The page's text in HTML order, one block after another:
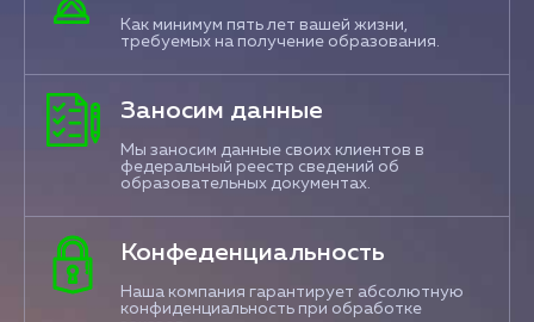
Как минимум пять лет вашей жизни,
требуемых на получение образования.
Заносим данные
Мы заносим данные своих клиентов в
федеральный реестр сведений об
образовательных документах.
Конфеденциальность
Наша компания гарантирует абсолютную
конфиденциальность при обработке